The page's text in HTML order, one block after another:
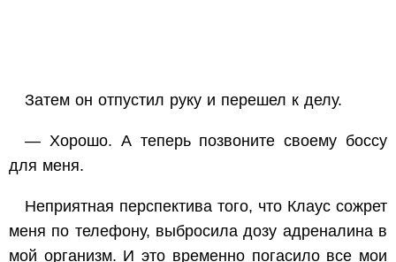
Затем он отпустил руку и перешел к делу.
— Хорошо. А теперь позвоните своему боссу
для меня.
Неприятная перспектива того, что Клаус сожрет
меня по телефону, выбросила дозу адреналина в
мой организм. И это временно погасило все мои